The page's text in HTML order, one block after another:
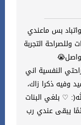
بس ماعندي
التجربة
النفسية اني
وفيه ذكرا زاك،
♡ بلغي البنات
يبقى عندي رب